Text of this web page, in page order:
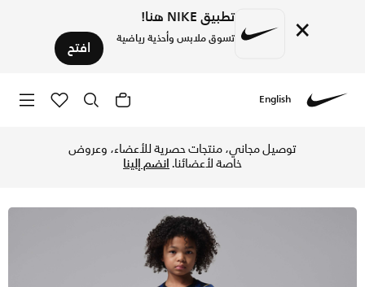
× تطبيق NIKE هنا!
تسوق ملابس وأحذية رياضية افتح
English
توصيل مجاني، منتجات حصرية للأعضاء، وعروض
خاصة لأعضائنا.انضم إلينا